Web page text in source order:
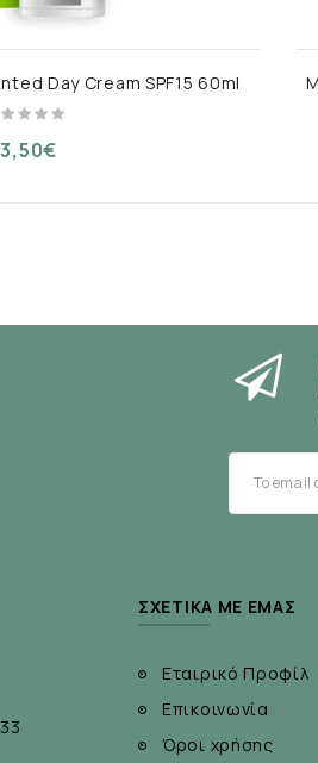
Day Cream SPF15 60ml
ΣΧΕΤΙΚΆ ΜΕ ΕΜΆΣ
Εταιρικό Προφίλ
Επικοινωνία
Όροι χρήσης